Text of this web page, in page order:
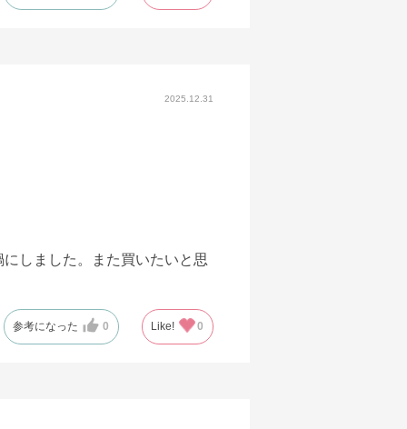
2025.12.31
しました。また買いたいと思
参考になった 0 Like! 0